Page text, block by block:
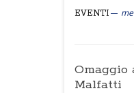
EVENTI
Omaggio
Malfatti